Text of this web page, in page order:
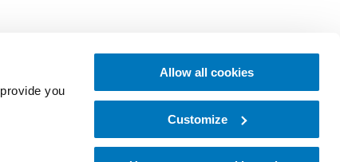
you
Allow all cookies
Customize